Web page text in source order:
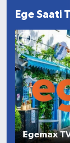
Ege Saati
Egemax